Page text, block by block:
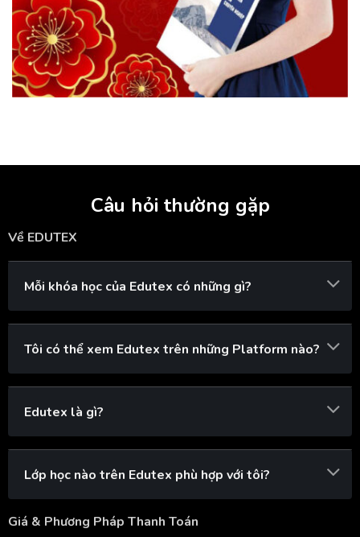
Câu hỏi thường gặp
Về EDUTEX
Mỗi khóa học của Edutex có những gì?
Tôi có thể xem Edutex trên những Platform nào?
Edutex là gì?
Lớp học nào trên Edutex phù hợp với tôi?
Giá & Phương Pháp Thanh Toán